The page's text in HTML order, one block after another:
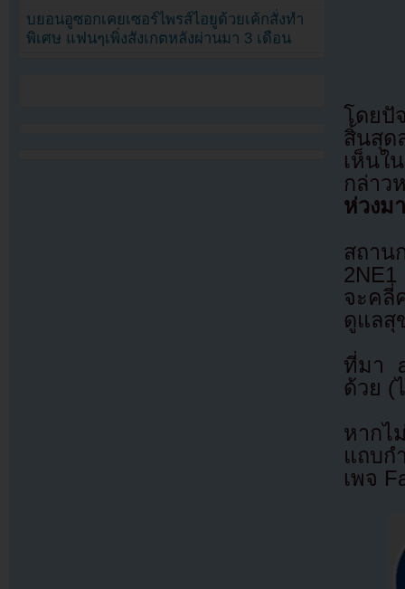
โดยปั
สิ้นสุด
เห็นใ
กล่า
ห่วงม
สถาน
จะคลี่
ดูแลสุ
ที่มา
ด้วย (
หากไ
แถบก
เพจ
บยอนอูซอกเคยเซอร์ไพรส์ไอยูด้วยเค้กสั่งทำ
พิเศษ แฟนๆเพิ่งสังเกตหลังผ่านมา 3 เดือน